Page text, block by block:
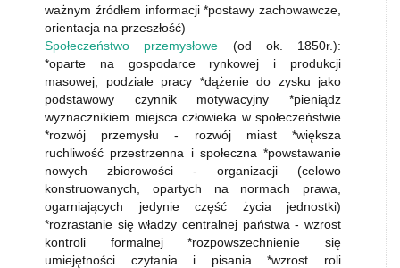
ważnym źródłem informacji *postawy zachowawcze,
orientacja na przeszłość)
Społeczeństwo przemysłowe (od ok. 1850r.):
*oparte na gospodarce rynkowej i produkcji
masowej, podziale pracy *dążenie do zysku jako
podstawowy czynnik motywacyjny *pieniądz
wyznacznikiem miejsca człowieka w społeczeństwie
*rozwój przemysłu - rozwój miast *większa
ruchliwość przestrzenna i społeczna *powstawanie
nowych zbiorowości - organizacji (celowo
konstruowanych, opartych na normach prawa,
ogarniających jedynie część życia jednostki)
*rozrastanie się władzy centralnej państwa - wzrost
kontroli formalnej *rozpowszechnienie się
umiejętności czytania i pisania *wzrost roli